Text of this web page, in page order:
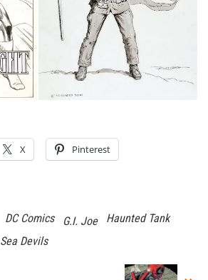
X Pinterest
DC Comics G.I. Joe
Haunted Tank
Sea Devils